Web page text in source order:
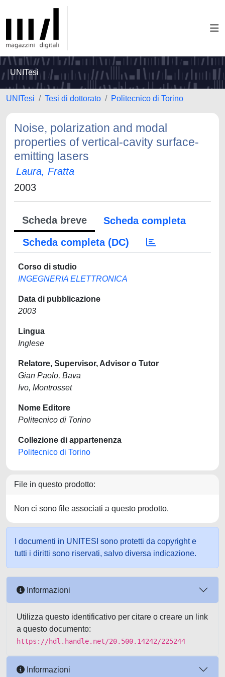
UNITesi
UNITesi Tesi di dottorato Politecnico di Torino
Noise, polarization and modal
properties of vertical-cavity surface-
emitting lasers
Laura, Fratta
2003
Scheda breve
Scheda completa
Scheda completa (DC)
Corso di studio
INGEGNERIA ELETTRONICA
Data di pubblicazione
2003
Lingua
Inglese
Relatore, Supervisor, Advisor o Tutor
Gian Paolo, Bava
Ivo, Montrosset
Nome Editore
Politecnico di Torino
Collezione di appartenenza
Politecnico di Torino
File in questo prodotto:
Non ci sono file associati a questo prodotto.
I documenti in UNITESI sono protetti da copyright e
tutti i diritti sono riservati, salvo diversa indicazione.
Informazioni
Utilizza questo identificativo per citare o creare un link
a questo documento:
https://hdl.handle.net/20.500.14242/225244
Informazioni